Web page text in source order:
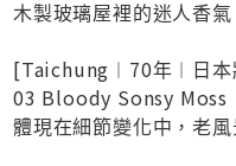
木製玻璃屋裡的迷人香氣
[Taichung︱70年︱日
03 Bloody Sonsy Moss
體現在細節變化中，老